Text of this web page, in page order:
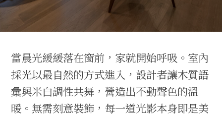
當晨光緩緩落在窗前，家就開始呼吸。室內
採光以最自然的方式進入，設計者讓木質語
彙與米白調性共舞，營造出不動聲色的溫
暖。無需刻意裝飾，每一道光影本身即是美